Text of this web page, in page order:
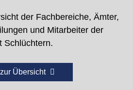
der Fachbereiche, Ämter,
und Mitarbeiter der
Schlüchtern.
zur Übersicht